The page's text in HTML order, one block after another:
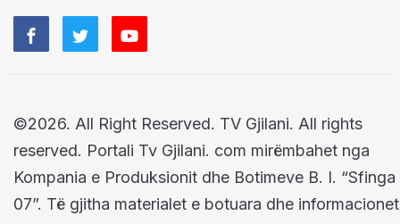
©2026. All Right Reserved. TV Gjilani. All rights
reserved. Portali Tv Gjilani. com mirëmbahet nga
Kompania e Produksionit dhe Botimeve B. I. “Sfinga
07”. Të gjitha materialet e botuara dhe informacionet